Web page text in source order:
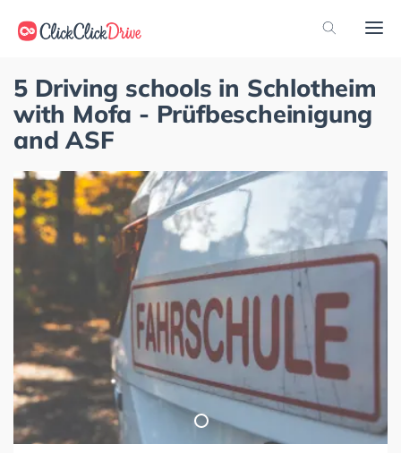
5 Driving schools in Schlotheim
with Mofa - Prüfbescheinigung
and ASF